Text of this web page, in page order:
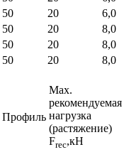
50 20 6,0
50 20 8,0
50 20 8,0
50 20 8,0
Профиль
Мах.
рекомендуемая
нагрузка
(растяжение)
Frec,кН